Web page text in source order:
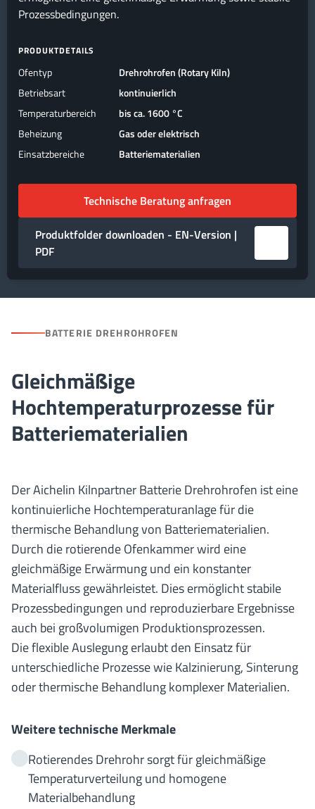
Prozessbedingungen.
PRODUKTDETAILS
Ofentyp
Drehrohrofen (Rotary Kiln)
Betriebsart
kontinuierlich
Temperaturbereich
bis ca. 1600 °C
Beheizung
Gas oder elektrisch
Einsatzbereiche
Batteriematerialien
Technische Beratung anfragen
Produktfolder downloaden - EN-Version |
PDF
BATTERIE DREHROHROFEN
Gleichmäßige
Hochtemperaturprozesse für
Batteriematerialien
Der Aichelin Kilnpartner Batterie Drehrohrofen ist eine
kontinuierliche Hochtemperaturanlage für die
thermische Behandlung von Batteriematerialien.
Durch die rotierende Ofenkammer wird eine
gleichmäßige Erwärmung und ein konstanter
Materialfluss gewährleistet. Dies ermöglicht stabile
Prozessbedingungen und reproduzierbare Ergebnisse
auch bei großvolumigen Produktionsprozessen.
Die flexible Auslegung erlaubt den Einsatz für
unterschiedliche Prozesse wie Kalzinierung, Sinterung
oder thermische Behandlung komplexer Materialien.
Weitere technische Merkmale
Rotierendes Drehrohr sorgt für gleichmäßige
Temperaturverteilung und homogene
Materialbehandlung